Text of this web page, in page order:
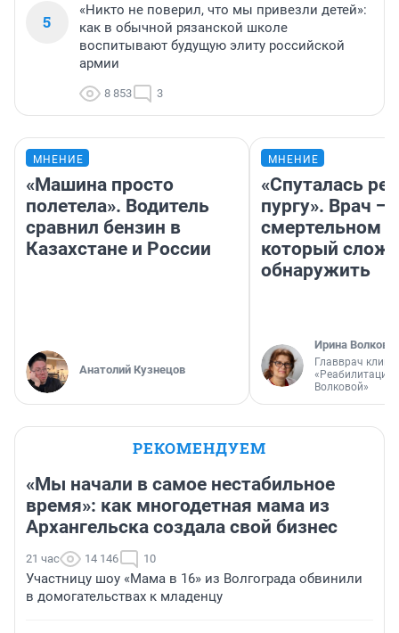
5
«Никто не поверил, что мы привезли детей»:
как в обычной рязанской школе
воспитывают будущую элиту российской
армии
8 853 3
МНЕНИЕ
«Машина просто
полетела». Водитель
сравнил бензин в
Казахстане и России
Анатолий Кузнецов
МНЕНИЕ
«Спуталась
пургу». Врач —
смертельном
который
обнаружить
Ирина Волкова
Главврач
«Реабилитация
Волковой»
РЕКОМЕНДУЕМ
«Мы начали в самое нестабильное
время»: как многодетная мама из
Архангельска создала свой бизнес
21 час 14 146 10
Участницу шоу «Мама в 16» из Волгограда обвинили
в домогательствах к младенцу